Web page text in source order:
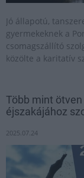
Jó állapotú,
gyermekeknek a
csomagszállító
közölte a karitatív
Több mint
éjszakájához
2025.07.24